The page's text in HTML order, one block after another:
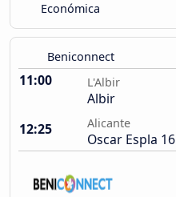
Económica
Beniconnect
11:00 L'Albir
Albir
12:25
Alicante
Oscar Espla 16